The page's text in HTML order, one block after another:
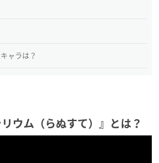
ャラは？
リウム（らぬすて）』とは？